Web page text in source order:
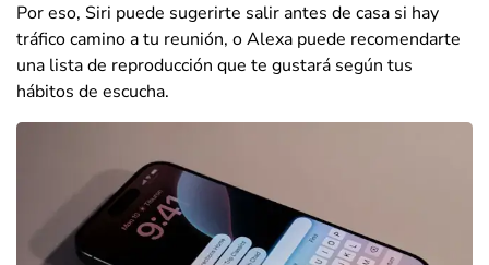
Por eso, Siri puede sugerirte salir antes de casa si hay
tráfico camino a tu reunión, o Alexa puede recomendarte
una lista de reproducción que te gustará según tus
hábitos de escucha.